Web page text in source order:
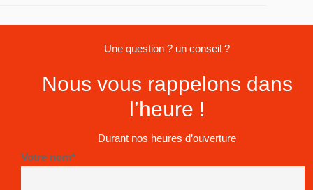
Une question ? un conseil ?
Nous vous rappelons dans
l’heure !
Durant nos heures d’ouverture
Votre nom*